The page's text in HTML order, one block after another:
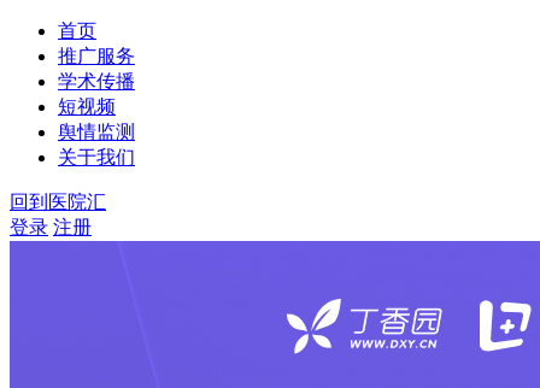
首页
推广服务
学术传播
短视频
舆情监测
关于我们
回到医院汇
登录 注册